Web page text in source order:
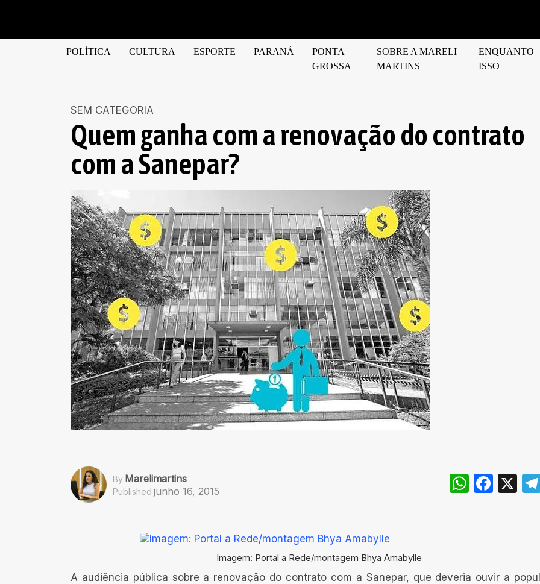
POLÍTICA CULTURA ESPORTE PARANÁ
PONTA
GROSSA
SOBRE A MARELI
MARTINS
ENQUANTO
ISSO
SEM CATEGORIA
Quem ganha com a renovação do contrato
com a Sanepar?
By Marelimartins
Published junho 16, 2015 X
Imagem: Portal a Rede/montagem Bhya Amabylle
A audiência pública sobre a renovação do contrato com a Sanepar, que deveria ouvir a